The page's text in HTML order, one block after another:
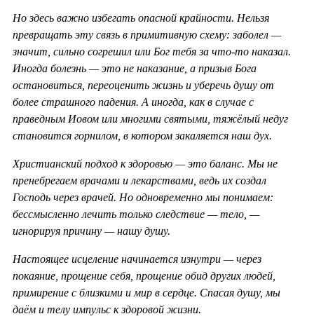
Но здесь важно избегать опасной крайности. Нельзя
превращать эту связь в примитивную схему: заболел —
значит, сильно согрешил или Бог тебя за что-то наказал.
Иногда болезнь — это не наказание, а призыв Бога
остановиться, переоценить жизнь и уберечь душу от
более страшного падения. А иногда, как в случае с
праведным Иовом или многими святыми, тяжёлый недуг
становится горнилом, в котором закаляется наш дух.
Христианский подход к здоровью — это баланс. Мы не
пренебрегаем врачами и лекарствами, ведь их создал
Господь через врачей. Но одновременно мы понимаем:
бессмысленно лечить только следствие — тело, —
игнорируя причину — нашу душу.
Настоящее исцеление начинается изнутри — через
покаяние, прощение себя, прощение обид других людей,
примирение с близкими и мир в сердце. Спасая душу, мы
даём и телу импульс к здоровой жизни.